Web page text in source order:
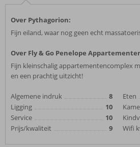
Over Pythagorion:
Fijn eiland, waar nog geen echt
Over Fly & Go Penelope
Fijn kleinschalig appartementencomplex
en een prachtig uitzicht!
Algemene indruk
8
Ligging
10
Service
10
Prijs/kwaliteit
9
Eten
Wifi